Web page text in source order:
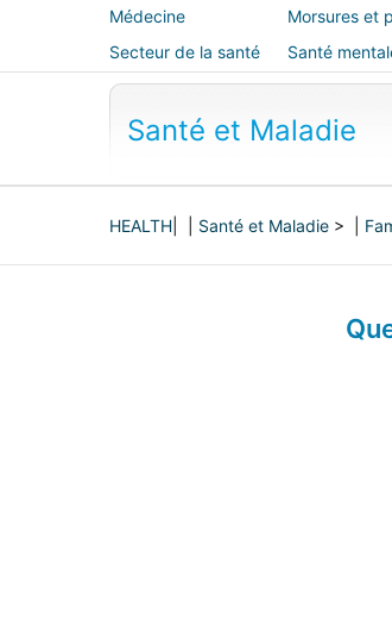
Médecine
alternative
Morsures et
Secteur de la santé
Santé
Santé et Maladie
HEALTH Santé et Maladie > |